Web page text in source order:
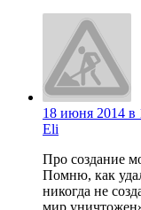
18 июня 2014 в
Eli
Про создание
Помню, как
никогда не